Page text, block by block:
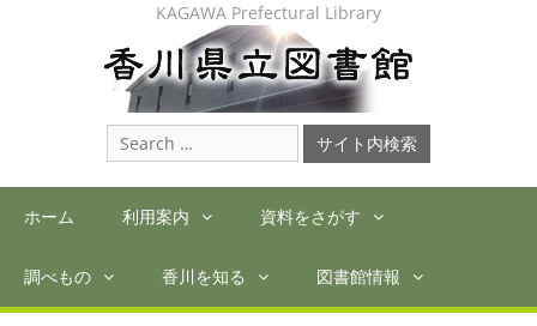
KAGAWA Prefectural Library
Search
for:
ホーム 利用案内 資料をさがす
調べもの 香川を知る 図書館情報